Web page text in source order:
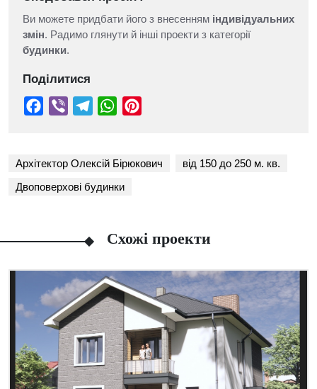
Ви можете придбати його з внесенням індивідуальних
змін. Радимо глянути й інші проекти з категорії
будинки.
Поділитися
Архітектор Олексій Бірюкович
від 150 до 250 м. кв.
Двоповерхові будинки
Схожі проекти